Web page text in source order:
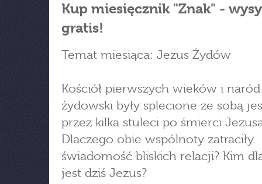
Kup miesięcznik "Znak" -
gratis!
Temat miesiąca: Jezus Żydów
Kościół pierwszych wieków i naród
żydowski były splecione ze sobą
przez kilka stuleci po śmierci
Dlaczego obie wspólnoty zatraciły
świadomość bliskich relacji? Kim
jest dziś Jezus?